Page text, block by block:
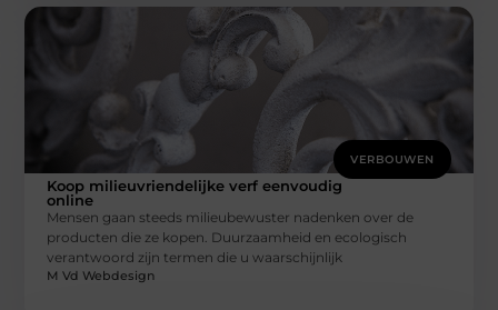
VERBOUWEN
Koop milieuvriendelijke verf eenvoudig
online
Mensen gaan steeds milieubewuster nadenken over de
producten die ze kopen. Duurzaamheid en ecologisch
verantwoord zijn termen die u waarschijnlijk
M Vd Webdesign